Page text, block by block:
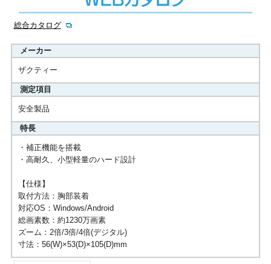
総合カタログ
メーカー
ザクティー
測定項目
安全製品
特長
・補正機能を搭載
・高耐久、小型軽量のハード設計
【仕様】
取付方法：胸部装着
対応OS：Windows/Android
総画素数：約1230万画素
ズーム：2倍/3倍/4倍(デジタル)
寸法：56(W)×53(D)×105(D)mm